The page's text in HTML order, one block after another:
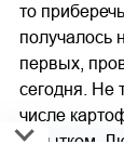
то
получалось
первых,
сегодня. Не
числе